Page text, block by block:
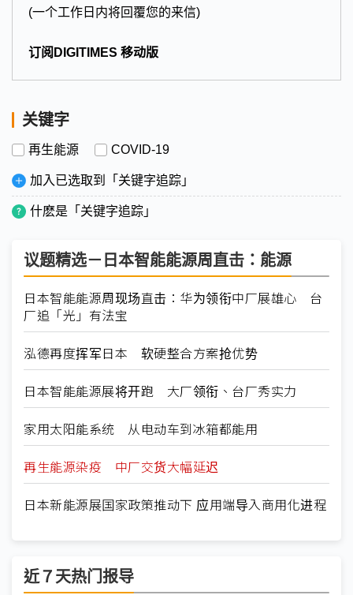
(一个工作日内将回覆您的来信)
订阅DIGITIMES 移动版
关键字
再生能源 COVID-19
加入已选取到「关键字追踪」
什麽是「关键字追踪」
议题精选－日本智能能源周直击：能源
日本智能能源周现场直击：华为领衔中厂展雄心 台
厂追「光」有法宝
泓德再度挥军日本 软硬整合方案抢优势
日本智能能源展将开跑 大厂领衔、台厂秀实力
家用太阳能系统 从电动车到冰箱都能用
再生能源染疫 中厂交货大幅延迟
日本新能源展国家政策推动下 应用端导入商用化进程
近７天热门报导